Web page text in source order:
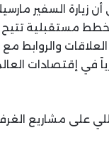
السفير
مستقبلية تتيح
في إقتصادات
على مشاريع